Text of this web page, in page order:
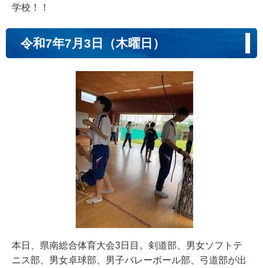
学校！！
令和7年7月3日（木曜日）
本日、県南総合体育大会3日目。剣道部、男女ソフトテ
ニス部、男女卓球部、男子バレーボール部、弓道部が出